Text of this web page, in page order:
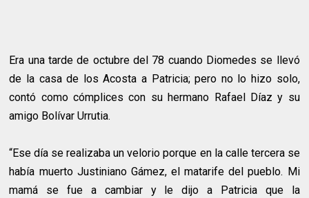
Era una tarde de octubre del 78 cuando Diomedes se llevó
de la casa de los Acosta a Patricia; pero no lo hizo solo,
contó como cómplices con su hermano Rafael Díaz y su
amigo Bolívar Urrutia.
“Ese día se realizaba un velorio porque en la calle tercera se
había muerto Justiniano Gámez, el matarife del pueblo. Mi
mamá se fue a cambiar y le dijo a Patricia que la